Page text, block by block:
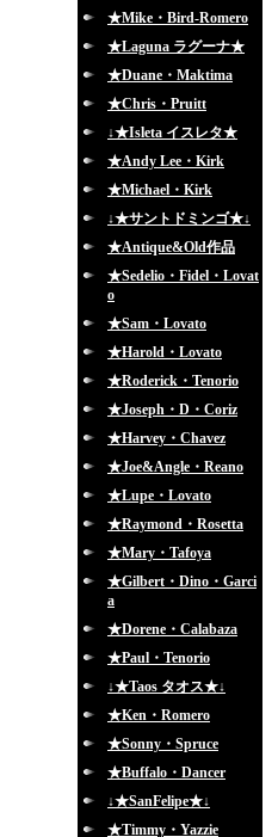
★Mike・Bird-Romero
★Laguna ラグーナ★
★Duane・Maktima
★Chris・Pruitt
↓★Isleta イスレタ★
★Andy Lee・Kirk
★Michael・Kirk
↓★サントドミンゴ★↓
★Antique&Old作品
★Sedelio・Fidel・Lovat
o
★Sam・Lovato
★Harold・Lovato
★Roderick・Tenorio
★Joseph・D・Coriz
★Harvey・Chavez
★Joe&Angle・Reano
★Lupe・Lovato
★Raymond・Rosetta
★Mary・Tafoya
★Gilbert・Dino・Garci
a
★Dorene・Calabaza
★Paul・Tenorio
↓★Taos タオス★↓
★Ken・Romero
★Sonny・Spruce
★Buffalo・Dancer
↓★SanFelipe★↓
★Timmy・Yazzie